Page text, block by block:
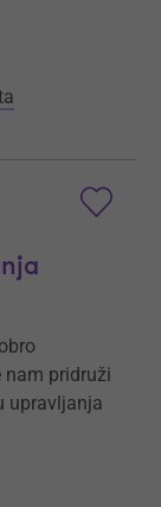
nam pridruži
upravljanja